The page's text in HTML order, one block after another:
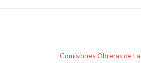
Comisiones Obreras de La